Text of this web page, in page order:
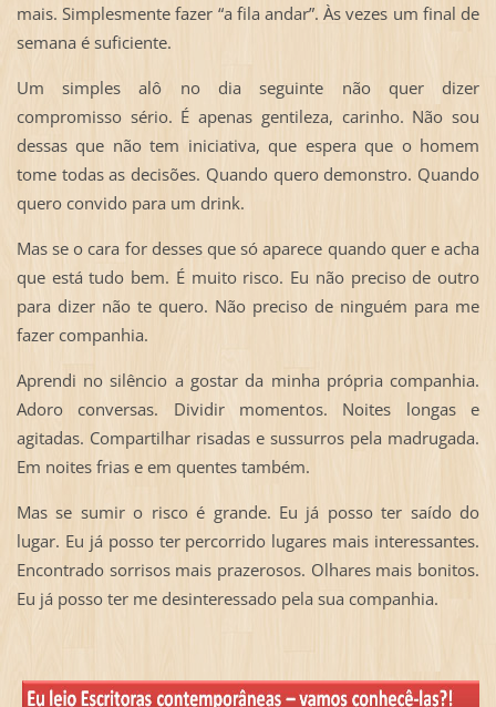
mais. Simplesmente fazer “a fila andar”. Às vezes um final de
semana é suficiente.
Um simples alô no dia seguinte não quer dizer
compromisso sério. É apenas gentileza, carinho. Não sou
dessas que não tem iniciativa, que espera que o homem
tome todas as decisões. Quando quero demonstro. Quando
quero convido para um drink.
Mas se o cara for desses que só aparece quando quer e acha
que está tudo bem. É muito risco. Eu não preciso de outro
para dizer não te quero. Não preciso de ninguém para me
fazer companhia.
Aprendi no silêncio a gostar da minha própria companhia.
Adoro conversas. Dividir momentos. Noites longas e
agitadas. Compartilhar risadas e sussurros pela madrugada.
Em noites frias e em quentes também.
Mas se sumir o risco é grande. Eu já posso ter saído do
lugar. Eu já posso ter percorrido lugares mais interessantes.
Encontrado sorrisos mais prazerosos. Olhares mais bonitos.
Eu já posso ter me desinteressado pela sua companhia.